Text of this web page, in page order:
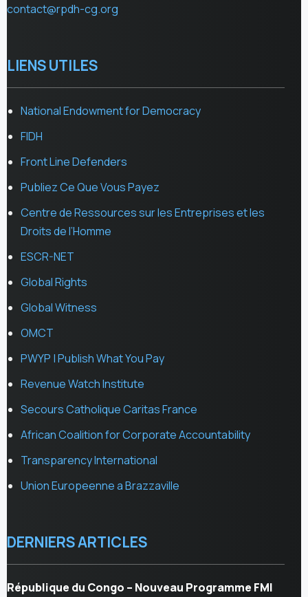
contact@rpdh-cg.org
LIENS UTILES
National Endowment for Democracy
FIDH
Front Line Defenders
Publiez Ce Que Vous Payez
Centre de Ressources sur les Entreprises et les
Droits de l’Homme
ESCR-NET
Global Rights
Global Witness
OMCT
PWYP | Publish What You Pay
Revenue Watch Institute
Secours Catholique Caritas France
African Coalition for Corporate Accountability
Transparency International
Union Europeenne a Brazzaville
DERNIERS ARTICLES
République du Congo – Nouveau Programme FMI